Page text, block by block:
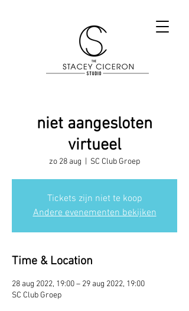
niet aangesloten
virtueel
zo 28 aug SC Club Groep
Tickets zijn niet te koop
Andere evenementen bekijken
Time & Location
28 aug 2022, 19:00 – 29 aug 2022, 19:00
SC Club Groep